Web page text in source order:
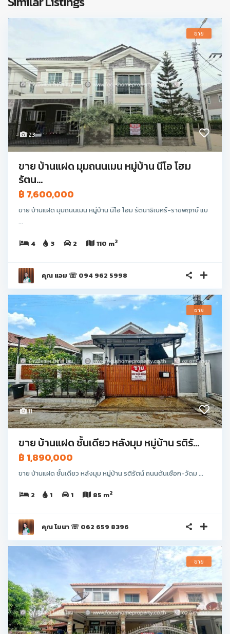
23
ขาย
ขาย บ้านแฝด มุมถนนเมน หมู่บ้าน นีโอ โฮม
รัตน...
฿ 7,600,000
ขาย บ้านแฝด มุมถนนเมน หมู่บ้าน นีโอ โฮม รัตนาธิเบศร์-ราชพฤกษ์ แบ
...
4 3 2 110 m2
คุณ แอม ☏ 094 962 5998
11
ขาย
ขาย บ้านแฝด ชั้นเดียว หลังมุม หมู่บ้าน รติรั...
฿ 1,890,000
ขาย บ้านแฝด ชั้นเดียว หลังมุม หมู่บ้าน รติรัตน์ ถนนต้นเชือก-วัดม ...
2 1 1 85 m2
คุณ โมนา ☏ 062 659 8396
ขาย